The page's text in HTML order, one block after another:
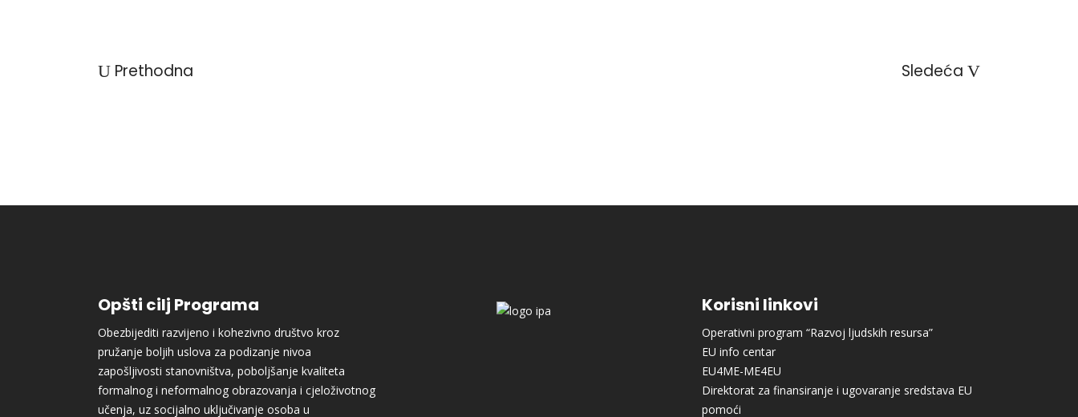
Prethodna Sledeća
Opšti cilj Programa
Obezbijediti razvijeno i kohezivno društvo kroz
pružanje boljih uslova za podizanje nivoa
zapošljivosti stanovništva, poboljšanje kvaliteta
formalnog i neformalnog obrazovanja i cjeloživotnog
učenja, uz socijalno uključivanje osoba u
Korisni linkovi
Operativni program “Razvoj ljudskih resursa”
EU info centar
EU4ME-ME4EU
Direktorat za finansiranje i ugovaranje sredstava EU
pomoći